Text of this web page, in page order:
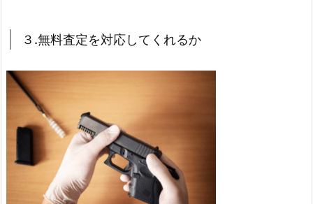
３.無料査定を対応してくれるか